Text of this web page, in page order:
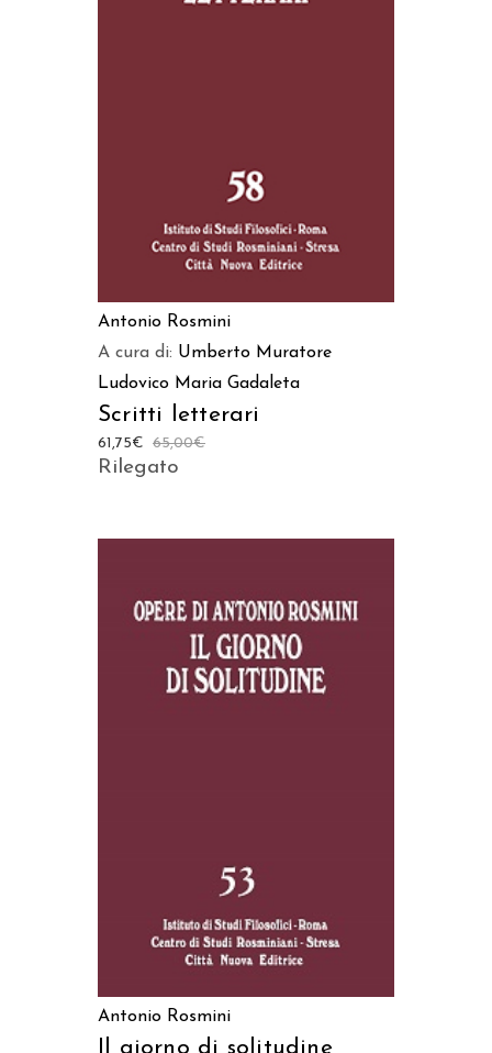
Antonio Rosmini
A cura di: Umberto Muratore
Ludovico Maria Gadaleta
Scritti letterari
65,00€
61,75€
Rilegato
Antonio Rosmini